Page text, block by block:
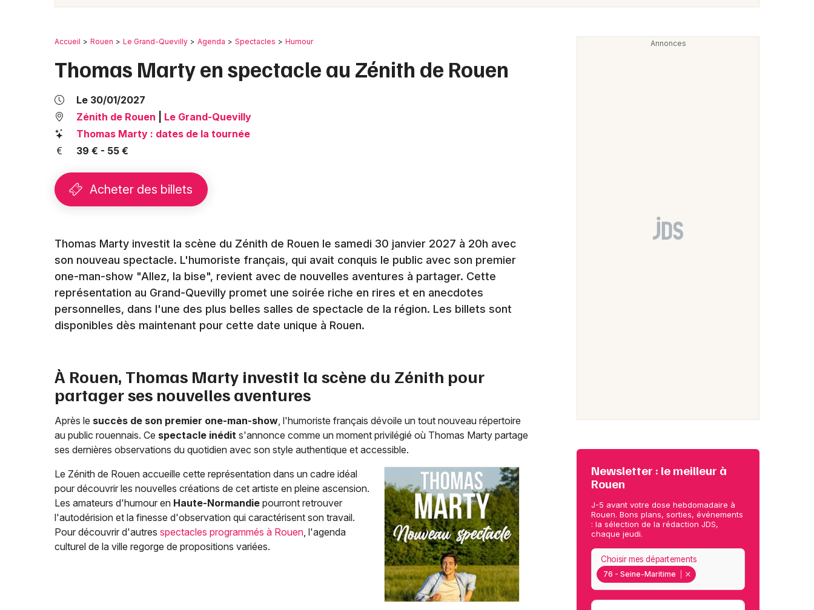
Humour en Normandie
Magazine à Rouen
76 - Seine-Maritime
Choisir mes départements
Mulhouse
Nice
Accueil Rouen Le Grand-Quevilly Agenda Spectacles Humour
Thomas Marty en spectacle au Zénith de Rouen
Le 30/01/2027
Zénith de Rouen
Le Grand-Quevilly
Thomas Marty : dates de la tournée
39 € - 55 €
Acheter des billets
Thomas Marty investit la scène du Zénith de Rouen le samedi 30 janvier 2027 à 20h avec
son nouveau spectacle. L'humoriste français, qui avait conquis le public avec son premier
one-man-show "Allez, la bise", revient avec de nouvelles aventures à partager. Cette
représentation au Grand-Quevilly promet une soirée riche en rires et en anecdotes
personnelles, dans l'une des plus belles salles de spectacle de la région. Les billets sont
disponibles dès maintenant pour cette date unique à Rouen.
À Rouen, Thomas Marty investit la scène du Zénith pour
partager ses nouvelles aventures
Après le succès de son premier one-man-show, l'humoriste français dévoile un tout nouveau répertoire
au public rouennais. Ce spectacle inédit s'annonce comme un moment privilégié où Thomas Marty partage
ses dernières observations du quotidien avec son style authentique et accessible.
Le Zénith de Rouen accueille cette représentation dans un cadre idéal
pour découvrir les nouvelles créations de cet artiste en pleine ascension.
Les amateurs d'humour en Haute-Normandie pourront retrouver
l'autodérision et la finesse d'observation qui caractérisent son travail.
Pour découvrir d'autres spectacles programmés à Rouen, l'agenda
culturel de la ville regorge de propositions variées.
Newsletter : le meilleur à
Rouen
J-5 avant votre dose hebdomadaire à
Rouen. Bons plans, sorties, événements
: la sélection de la rédaction JDS,
chaque jeudi.
76 - Seine-Maritime
Choisir mes départements